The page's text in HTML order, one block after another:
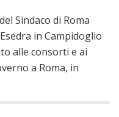
Sindaco di Roma
in Campidoglio
alle consorti e ai
a Roma, in